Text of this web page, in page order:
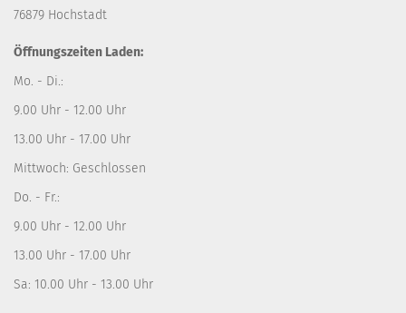
76879 Hochstadt
Öffnungszeiten Laden:
Mo. - Di.:
9.00 Uhr - 12.00 Uhr
13.00 Uhr - 17.00 Uhr
Mittwoch: Geschlossen
Do. - Fr.:
9.00 Uhr - 12.00 Uhr
13.00 Uhr - 17.00 Uhr
Sa: 10.00 Uhr - 13.00 Uhr